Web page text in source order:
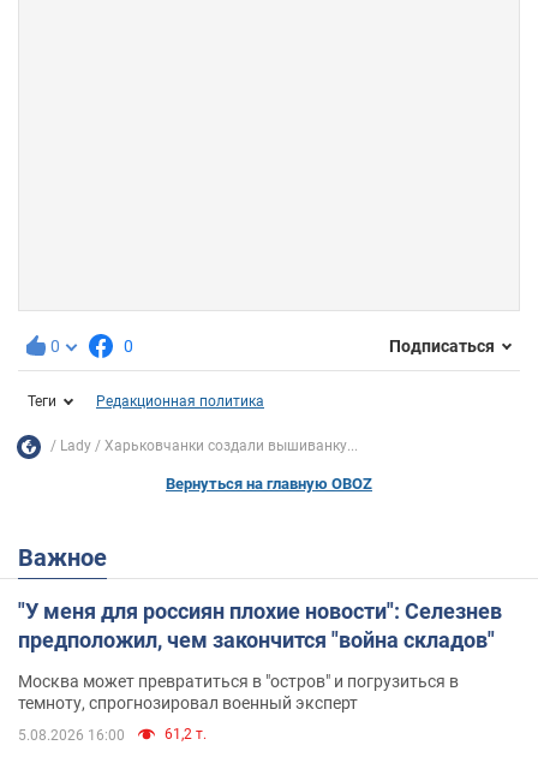
0 0 Подписаться
Теги Редакционная политика
Lady Харьковчанки создали вышиванку...
Вернуться на главную OBOZ
Важное
"У меня для россиян плохие новости": Селезнев
предположил, чем закончится "война складов"
Москва может превратиться в "остров" и погрузиться в
темноту, спрогнозировал военный эксперт
5.08.2026 16:00 61,2 т.